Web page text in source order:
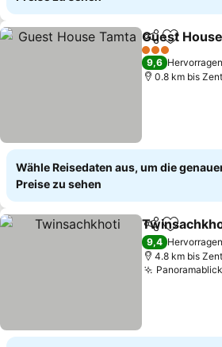
TeilenZu
Guest
3 Sterne
9,6
0.8 km bis
Wähle Reisedaten aus, um die
Preise zu sehen
TeilenZu
9,4
4.8 km bis